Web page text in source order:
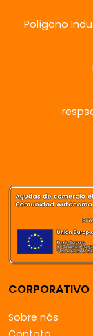
Polígono
CORPORATIVO
Sobre nós